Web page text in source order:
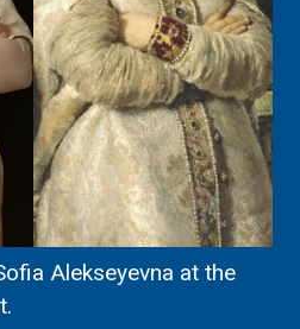
Alekseyevna at the